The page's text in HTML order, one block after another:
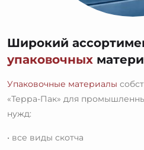
Широкий
упаковочных
Упаковочные материалы
«Терра-Пак» для
нужд:
• все виды скотча